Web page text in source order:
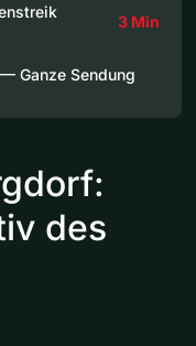
3 Min
Ganze Sendung
des